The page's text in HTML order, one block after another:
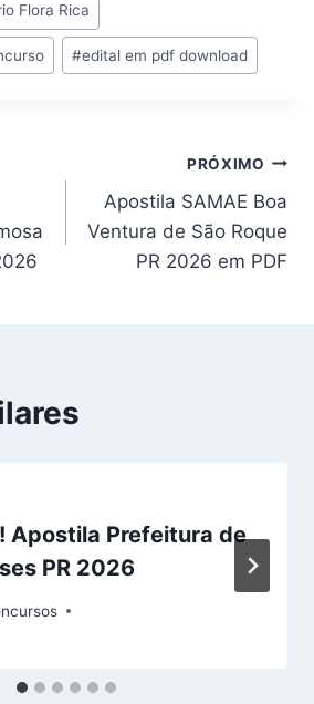
Flora Rica
#edital em pdf download
PRÓXIMO
Apostila SAMAE Boa
Ventura de São Roque
PR 2026 em PDF
Apostila Prefeitura de
PR 2026